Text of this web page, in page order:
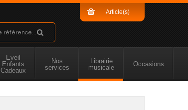
Article(s)
Eveil
Enfants
Cadeaux
Nos
services
Librairie
musicale
Occasions